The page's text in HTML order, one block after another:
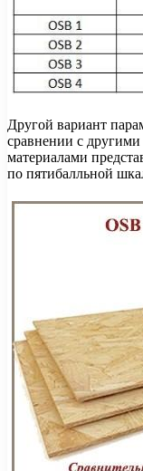
Другой вариант
сравнении с
материалами
по пятибалльной